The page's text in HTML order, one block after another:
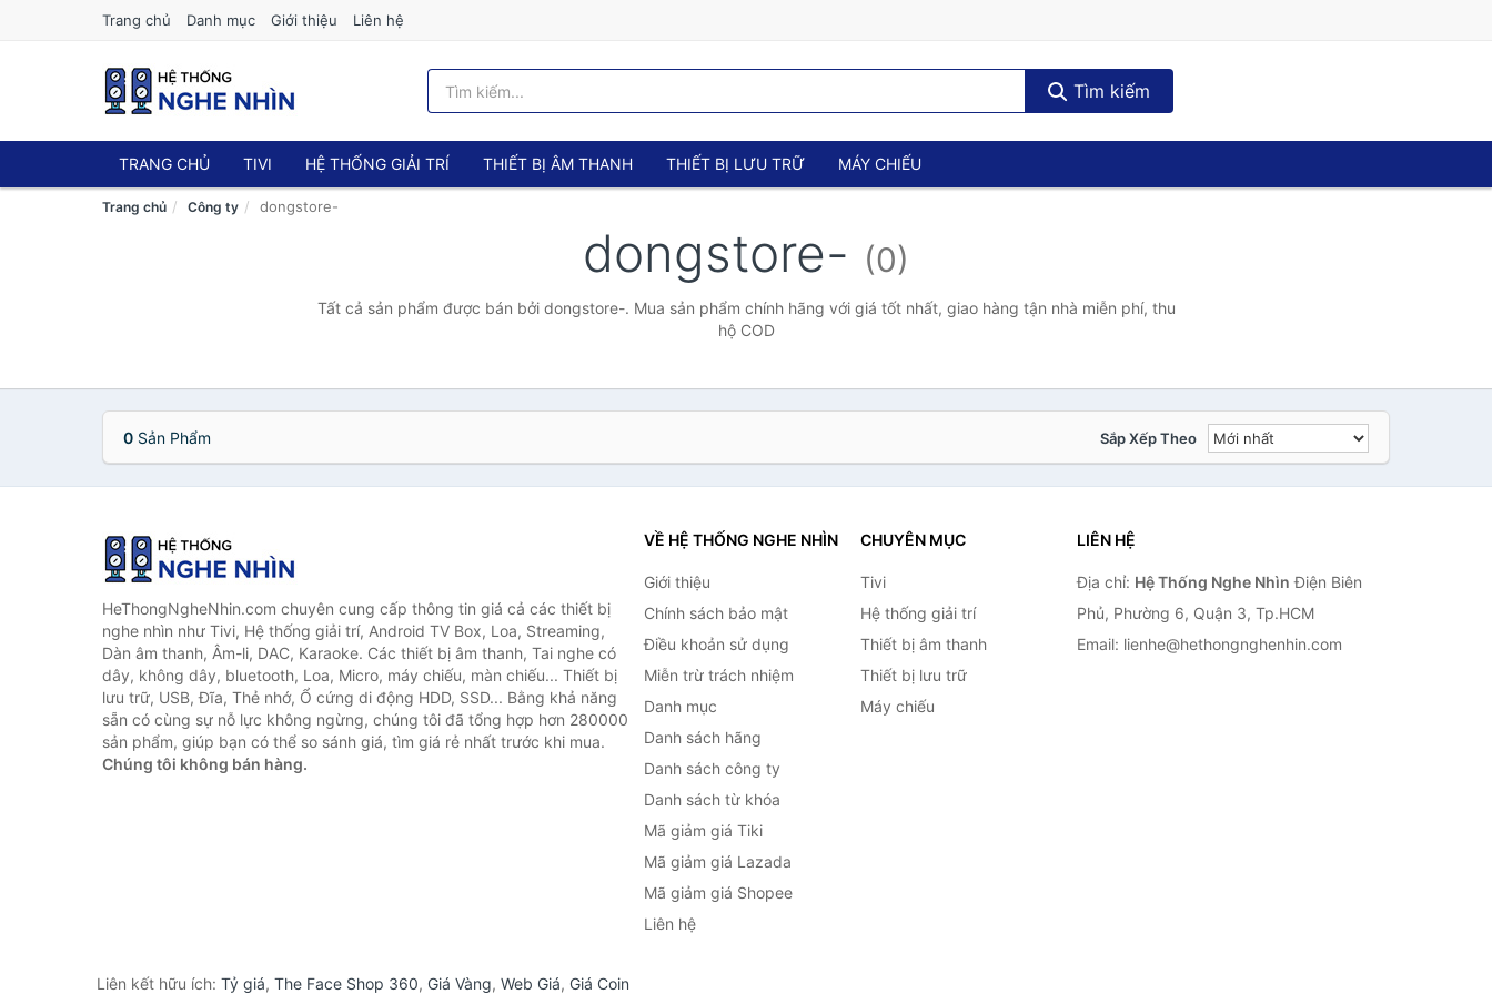
Trang chủ Danh mục Giới thiệu Liên hệ
Tìm kiếm
TRANG CHỦ TIVI HỆ THỐNG GIẢI TRÍ THIẾT BỊ ÂM THANH THIẾT BỊ LƯU TRỮ MÁY CHIẾU
Trang chủ Công ty dongstore-
dongstore- (0)
Tất cả sản phẩm được bán bởi dongstore-. Mua sản phẩm chính hãng với giá tốt nhất, giao hàng tận nhà miễn phí, thu
hộ COD
0 Sản Phẩm Sắp Xếp Theo
HeThongNgheNhin.com chuyên cung cấp thông tin giá cả các thiết bị
nghe nhìn như Tivi, Hệ thống giải trí, Android TV Box, Loa, Streaming,
Dàn âm thanh, Âm-li, DAC, Karaoke. Các thiết bị âm thanh, Tai nghe có
dây, không dây, bluetooth, Loa, Micro, máy chiếu, màn chiếu... Thiết bị
lưu trữ, USB, Đĩa, Thẻ nhớ, Ổ cứng di động HDD, SSD... Bằng khả năng
sẵn có cùng sự nỗ lực không ngừng, chúng tôi đã tổng hợp hơn 280000
sản phẩm, giúp bạn có thể so sánh giá, tìm giá rẻ nhất trước khi mua.
Chúng tôi không bán hàng.
VỀ HỆ THỐNG NGHE NHÌN
Giới thiệu
Chính sách bảo mật
Điều khoản sử dụng
Miễn trừ trách nhiệm
Danh mục
Danh sách hãng
Danh sách công ty
Danh sách từ khóa
Mã giảm giá Tiki
Mã giảm giá Lazada
Mã giảm giá Shopee
Liên hệ
CHUYÊN MỤC
Tivi
Hệ thống giải trí
Thiết bị âm thanh
Thiết bị lưu trữ
Máy chiếu
LIÊN HỆ
Địa chỉ: Hệ Thống Nghe Nhìn Điện Biên
Phủ, Phường 6, Quận 3, Tp.HCM
Email: lienhe@hethongnghenhin.com
Liên kết hữu ích: Tỷ giá, The Face Shop 360, Giá Vàng, Web Giá, Giá Coin